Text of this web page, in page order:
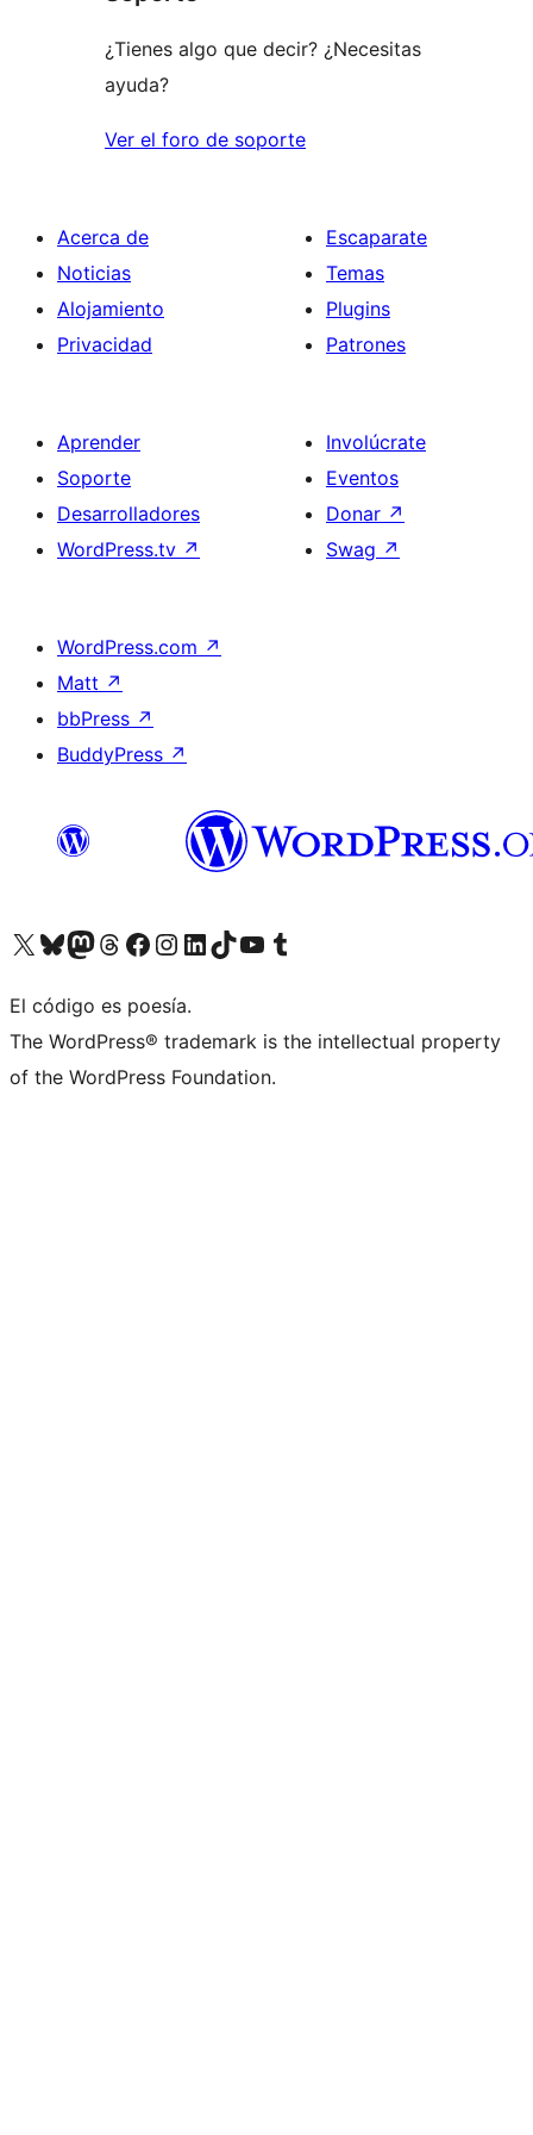
estrellas
¿Tienes algo que decir? ¿Necesitas
ayuda?
Ver el foro de soporte
Acerca de
Noticias
Alojamiento
Privacidad
Escaparate
Temas
Plugins
Patrones
Aprender
Soporte
Desarrolladores
WordPress.tv ↗
Involúcrate
Eventos
Donar ↗
Swag ↗
WordPress.com ↗
Matt ↗
bbPress ↗
BuddyPress ↗
Visita nuestra cuenta de X (anteriormente Twitter)
Visita nuestra cuenta de Bluesky
Visita nuestra cuenta de Mastodon
Visita nuestra cuenta de Threads
Visita nuestra página de Facebook
Visita nuestra cuenta de Instagram
Visita nuestra cuenta de LinkedIn
Visita nuestra cuenta de TikTok
Visita nuestro canal de YouTube
Visita nuestra cuenta de Tumblr
El código es poesía.
The WordPress® trademark is the intellectual property
of the WordPress Foundation.